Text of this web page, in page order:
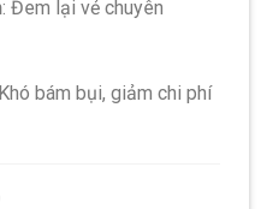
: Đem lại vẻ chuyên
bám bụi, giảm chi phí